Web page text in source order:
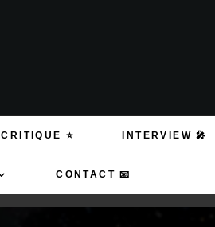
CRITIQUE ⭐ INTERVIEW 🎤
CONTACT 📧